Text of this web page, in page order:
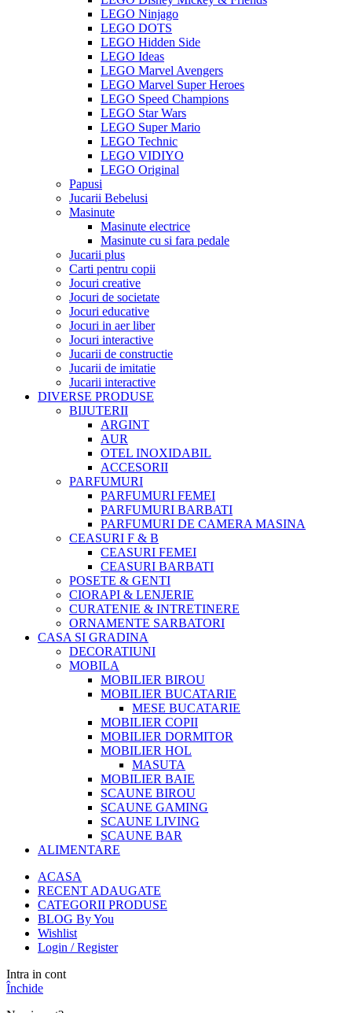
LEGO Ninjago
LEGO DOTS
LEGO Hidden Side
LEGO Ideas
LEGO Marvel Avengers
LEGO Marvel Super Heroes
LEGO Speed Champions
LEGO Star Wars
LEGO Super Mario
LEGO Technic
LEGO VIDIYO
LEGO Original
Papusi
Jucarii Bebelusi
Masinute
Masinute electrice
Masinute cu si fara pedale
Jucarii plus
Carti pentru copii
Jocuri creative
Jocuri de societate
Jocuri educative
Jocuri in aer liber
Jocuri interactive
Jucarii de constructie
Jucarii de imitatie
Jucarii interactive
DIVERSE PRODUSE
BIJUTERII
ARGINT
AUR
OTEL INOXIDABIL
ACCESORII
PARFUMURI
PARFUMURI FEMEI
PARFUMURI BARBATI
PARFUMURI DE CAMERA MASINA
CEASURI F & B
CEASURI FEMEI
CEASURI BARBATI
POSETE & GENTI
CIORAPI & LENJERIE
CURATENIE & INTRETINERE
ORNAMENTE SARBATORI
CASA SI GRADINA
DECORATIUNI
MOBILA
MOBILIER BIROU
MOBILIER BUCATARIE
MESE BUCATARIE
MOBILIER COPII
MOBILIER DORMITOR
MOBILIER HOL
MASUTA
MOBILIER BAIE
SCAUNE BIROU
SCAUNE GAMING
SCAUNE LIVING
SCAUNE BAR
ALIMENTARE
ACASA
RECENT ADAUGATE
CATEGORII PRODUSE
BLOG By You
Wishlist
Login / Register
Intra in cont
Închide